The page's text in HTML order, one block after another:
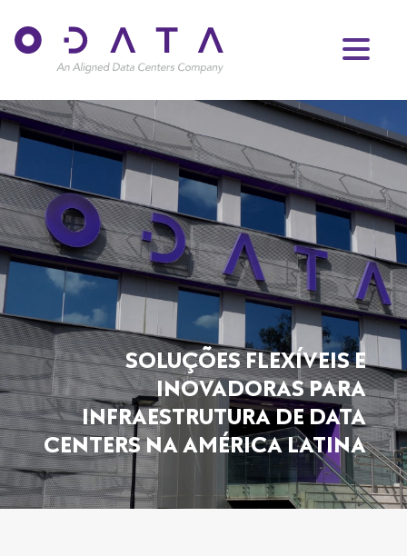
SOLUÇÕES FLEXÍVEIS E
INOVADORAS PARA
INFRAESTRUTURA DE DATA
CENTERS NA AMÉRICA LATINA